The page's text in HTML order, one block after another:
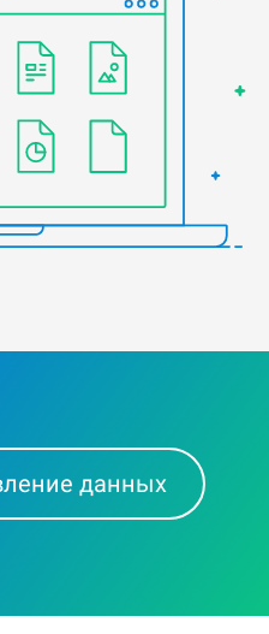
данных